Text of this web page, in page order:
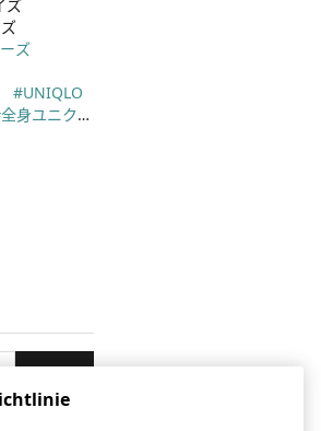
ズ
#UNIQLO
身ユニク